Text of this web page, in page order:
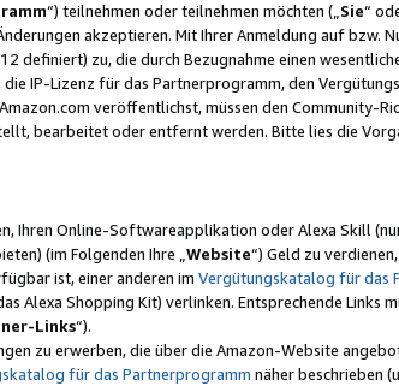
“) teilnehmen oder teilnehmen möchten („Sie“
akzeptieren. Mit Ihrer Anmeldung auf bzw.
definiert) zu, die durch Bezugnahme einen
IP-Lizenz für das Partnerprogramm, den
veröffentlichst, müssen den Community-
bearbeitet oder entfernt werden. Bitte lies die
Ihren Online-Softwareapplikation oder Alexa Skill
(im Folgenden Ihre „ Website“) Geld zu
ist, einer anderen im Vergütungskatalog für das
Alexa Shopping Kit) verlinken. Entsprechende Links
Links“).
zu erwerben, die über die Amazon-Website
für das Partnerprogramm näher beschrieben